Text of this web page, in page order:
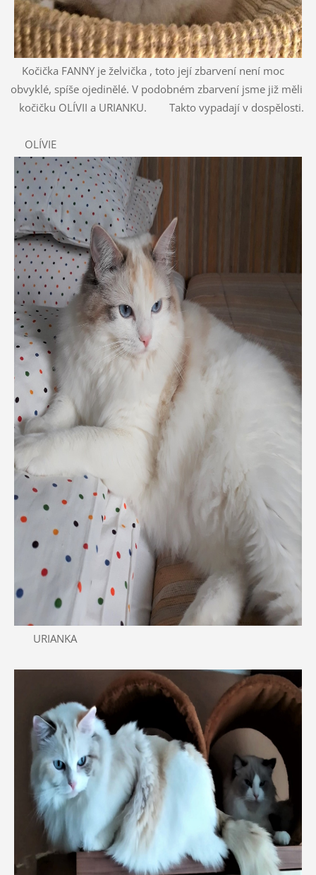
Kočička FANNY je želvička , toto její zbarvení není moc
obvyklé, spíše ojedinělé. V podobném zbarvení jsme již měli
kočičku OLÍVII a URIANKU. Takto vypadají v dospělosti.
OLÍVIE
URIANKA